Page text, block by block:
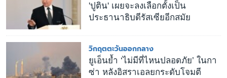
'ปูติน' เผยจะลงเลือกตั้งเป็น
ประธานาธิบดีรัสเซียอีกสมัย
วิกฤตตะวันออกกลาง
ยูเอ็นย้ำ ‘ไม่มีที่ไหนปลอดภัย’ ในกา
ซ่า หลังอิสราเอลยกระดับโจมตี